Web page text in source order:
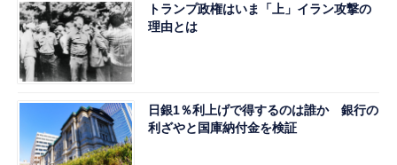
トランプ政権はいま「上」イラン攻撃の
理由とは
日銀1％利上げで得するのは誰か 銀行の
利ざやと国庫納付金を検証